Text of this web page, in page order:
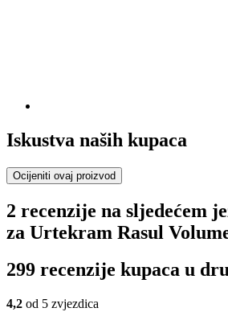
Iskustva naših kupaca
Ocijeniti ovaj proizvod
2 recenzije na sljedećem
za Urtekram Rasul
299 recenzije kupaca u
4,2 od 5 zvjezdica